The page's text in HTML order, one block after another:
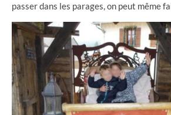
passer dans les parages, on peut même